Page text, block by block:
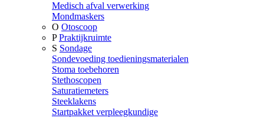
Medisch afval verwerking
Mondmaskers
O Otoscoop
P Praktijkruimte
S Sondage
Sondevoeding toedieningsmaterialen
Stoma toebehoren
Stethoscopen
Saturatiemeters
Steeklakens
Startpakket verpleegkundige